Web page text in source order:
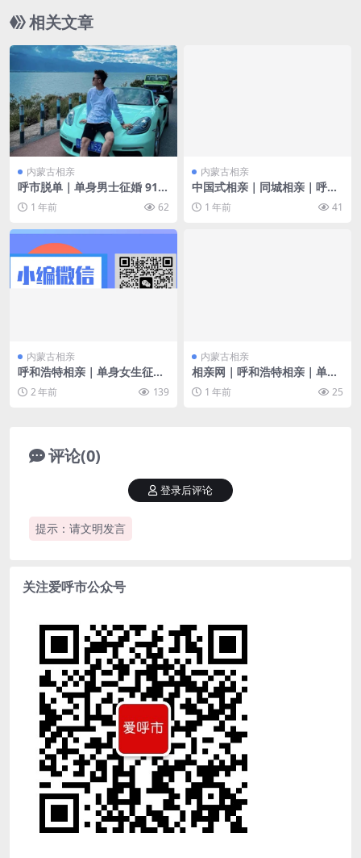
相关文章
内蒙古相亲
呼市脱单｜单身男士征婚 91年
兴趣爱好：读书 自我评价：性
格好 对另一半的要求：90年以
后
1 年前 62
内蒙古相亲
中国式相亲｜同城相亲｜呼和
浩特相亲｜单身女生征婚 00年
双一流本科 在编中学教师 身
1 年前 41
内蒙古相亲
呼和浩特相亲｜单身女生征婚
95年 未婚 对另一半的要求：
稳定工作 三观正 积极一些
2 年前 139
内蒙古相亲
相亲网｜呼和浩特相亲｜单身
男生征婚 99年 未婚 大专 工程
咨询师 有车有房
1 年前 25
评论(0)
提示：请文明发言
登录后评论
关注爱呼市公众号